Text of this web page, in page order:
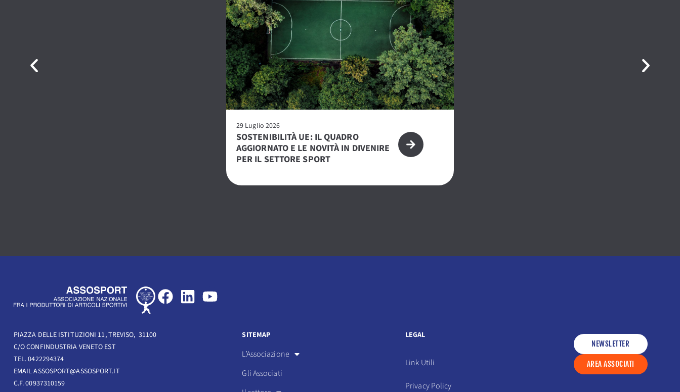
29 Luglio 2026
SOSTENIBILITÀ UE: IL QUADRO
AGGIORNATO E LE NOVITÀ IN DIVENIRE
PER IL SETTORE SPORT
F
a
L
i
Y
o
PIAZZA DELLE ISTITUZIONI 11, TREVISO, 31100
C/O CONFINDUSTRIA VENETO EST
TEL. 0422294374
EMAIL ASSOSPORT@ASSOSPORT.IT
C.F. 00937310159
SITEMAP
L’Associazione
Gli Associati
LEGAL
Link Utili
Privacy Policy
NEWSLETTER
AREA ASSOCIATI